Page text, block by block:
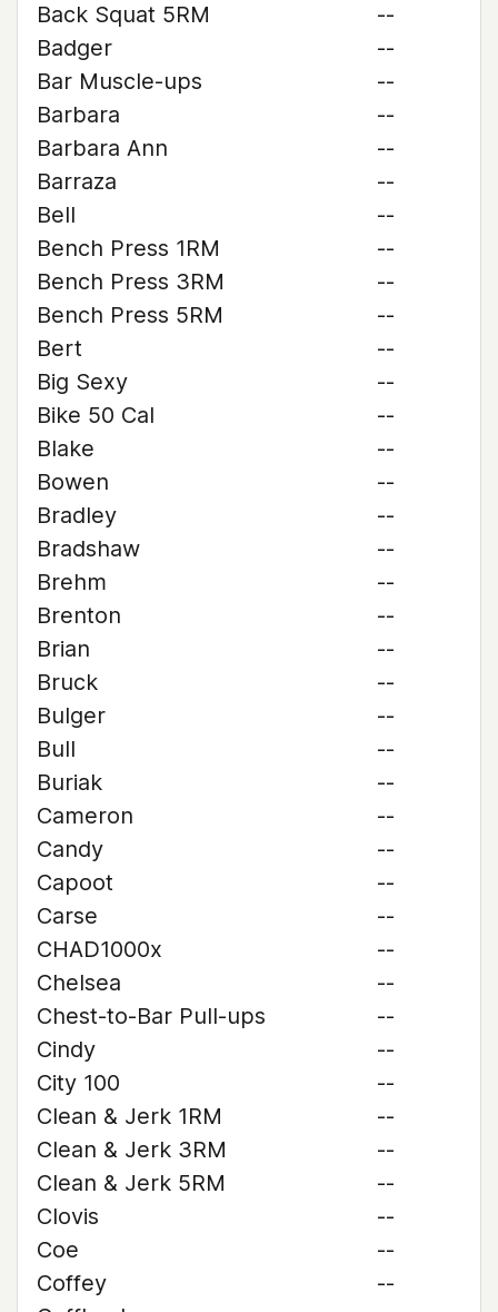
Back Squat 5RM
--
Badger
--
Bar Muscle-ups
--
Barbara
--
Barbara Ann
--
Barraza
--
Bell
--
Bench Press 1RM
--
Bench Press 3RM
--
Bench Press 5RM
--
Bert
--
Big Sexy
--
Bike 50 Cal
--
Blake
--
Bowen
--
Bradley
--
Bradshaw
--
Brehm
--
Brenton
--
Brian
--
Bruck
--
Bulger
--
Bull
--
Buriak
--
Cameron
--
Candy
--
Capoot
--
Carse
--
CHAD1000x
--
Chelsea
--
Chest-to-Bar Pull-ups
--
Cindy
--
City 100
--
Clean & Jerk 1RM
--
Clean & Jerk 3RM
--
Clean & Jerk 5RM
--
Clovis
--
Coe
--
Coffey
--